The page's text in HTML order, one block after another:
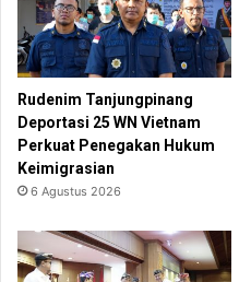
Rudenim Tanjungpinang
Deportasi 25 WN Vietnam
Perkuat Penegakan Hukum
Keimigrasian
6 Agustus 2026